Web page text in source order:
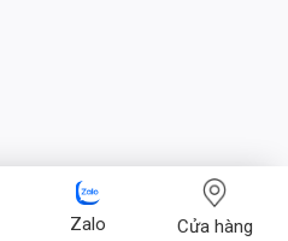
Zalo Cửa hàng